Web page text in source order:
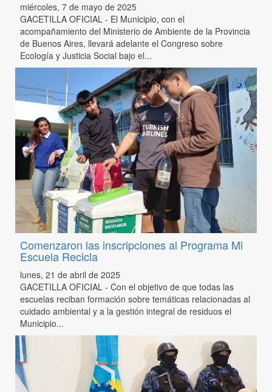
miércoles, 7 de mayo de 2025
GACETILLA OFICIAL - El Municipio, con el
acompañamiento del Ministerio de Ambiente de la Provincia
de Buenos Aires, llevará adelante el Congreso sobre
Ecología y Justicia Social bajo el...
Comenzaron las inscripciones al Programa Mi
Escuela Recicla
lunes, 21 de abril de 2025
GACETILLA OFICIAL - Con el objetivo de que todas las
escuelas reciban formación sobre temáticas relacionadas al
cuidado ambiental y a la gestión integral de residuos el
Municipio...